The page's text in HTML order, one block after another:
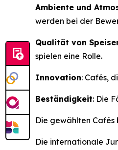
Ambiente und
werden bei der
Qualität von
spielen eine Rolle.
Innovation: Cafés,
Beständigkeit: Die
Die gewählten Cafés
Die internationale